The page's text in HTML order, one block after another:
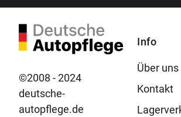
©2008 - 2024
deutsche-
autopflege.de
Info
Über uns
Kontakt